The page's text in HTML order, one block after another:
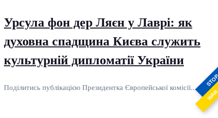
Урсула фон дер Ляєн у Лаврі: як
духовна спадщина Києва служить
культурній дипломатії України
Поділитись публікацією Президентка Європейської комісії...